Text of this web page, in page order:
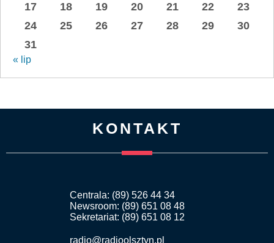
17
18 19 20 21 22
23
24
25 26 27 28 29
30
31
« lip
KONTAKT
Centrala: (89) 526 44 34
Newsroom: (89) 651 08 48
Sekretariat: (89) 651 08 12
radio@radioolsztyn.pl